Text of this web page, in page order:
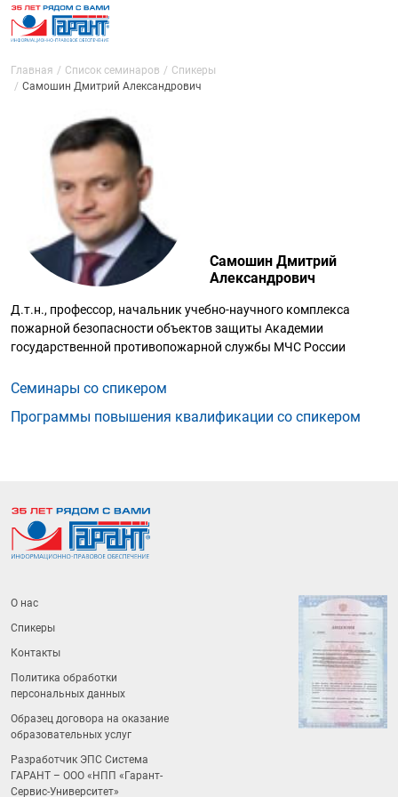
Главная Список семинаров
Спикеры
Самошин Дмитрий Александрович
Самошин Дмитрий
Александрович
Д.т.н., профессор, начальник учебно-научного комплекса
пожарной безопасности объектов защиты Академии
государственной противопожарной службы МЧС России
Семинары со спикером
Программы повышения квалификации со спикером
О нас
Спикеры
Контакты
Политика обработки
персональных данных
Образец договора на оказание
образовательных услуг
Разработчик ЭПС Система
ГАРАНТ – ООО «НПП « Гарант-
Сервис-Университет»